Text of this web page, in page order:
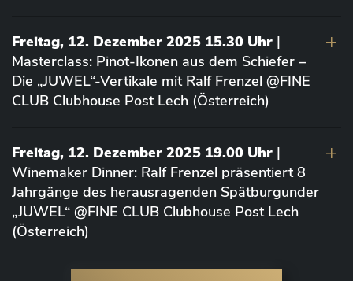
Freitag, 12. Dezember 2025 15.30 Uhr |
Masterclass: Pinot-Ikonen aus dem Schiefer –
Die „JUWEL“-Vertikale mit Ralf Frenzel @FINE
CLUB Clubhouse Post Lech (Österreich)
Freitag, 12. Dezember 2025 19.00 Uhr |
Winemaker Dinner: Ralf Frenzel präsentiert 8
Jahrgänge des herausragenden Spätburgunder
„JUWEL“ @FINE CLUB Clubhouse Post Lech
(Österreich)